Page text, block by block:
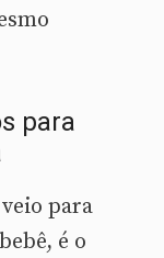
para
para
é o